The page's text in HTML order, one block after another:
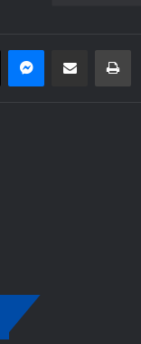
Messenger
Share via Email